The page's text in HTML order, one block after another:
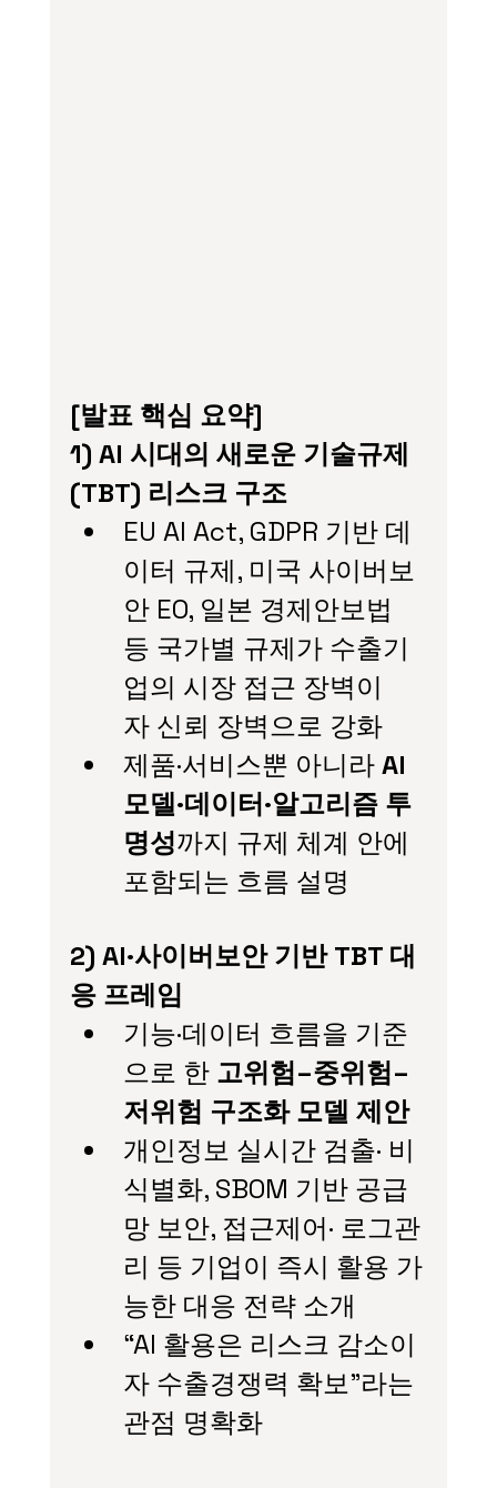
[발표 핵심 요약]
1) AI 시대의 새로운 기술규제
(TBT) 리스크 구조
EU AI Act, GDPR 기반 데
이터 규제, 미국 사이버보
안 EO, 일본 경제안보법
등 국가별 규제가 수출기
업의 시장 접근 장벽이
자 신뢰 장벽으로 강화
제품·서비스뿐 아니라 AI
모델·데이터·알고리즘 투
명성까지 규제 체계 안에
포함되는 흐름 설명
2) AI·사이버보안 기반 TBT 대
응 프레임
기능·데이터 흐름을 기준
으로 한 고위험–중위험–
저위험 구조화 모델 제안
개인정보 실시간 검출· 비
식별화, SBOM 기반 공급
망 보안, 접근제어· 로그관
리 등 기업이 즉시 활용 가
능한 대응 전략 소개
“AI 활용은 리스크 감소이
자 수출경쟁력 확보”라는
관점 명확화